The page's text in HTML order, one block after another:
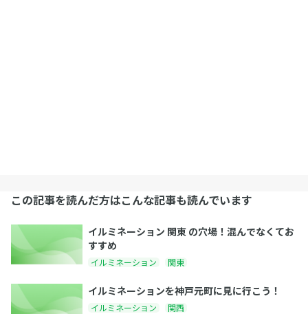
この記事を読んだ方はこんな記事も読んでいます
イルミネーション 関東 の穴場！混んでなくてお
すすめ
イルミネーション 関東
イルミネーションを神戸元町に見に行こう！
イルミネーション 関西